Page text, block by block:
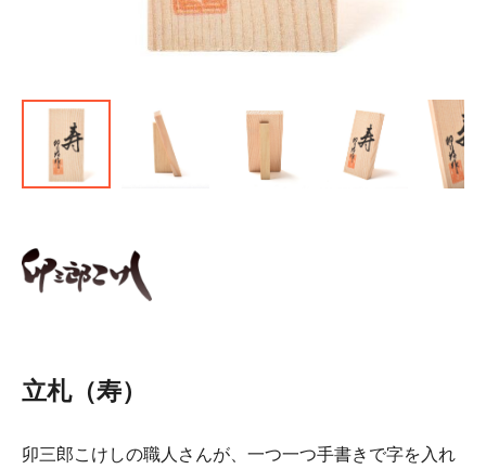
立札（寿）
卯三郎こけしの職人さんが、一つ一つ手書きで字を入れ